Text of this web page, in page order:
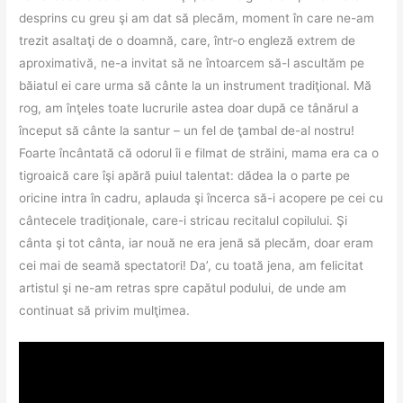
desprins cu greu şi am dat să plecăm, moment în care ne-am
trezit asaltaţi de o doamnă, care, într-o engleză extrem de
aproximativă, ne-a invitat să ne întoarcem să-l ascultăm pe
băiatul ei care urma să cânte la un instrument tradiţional. Mă
rog, am înţeles toate lucrurile astea doar după ce tânărul a
început să cânte la santur – un fel de ţambal de-al nostru!
Foarte încântată că odorul îi e filmat de străini, mama era ca o
tigroaică care îşi apără puiul talentat: dădea la o parte pe
oricine intra în cadru, aplauda şi încerca să-i acopere pe cei cu
cântecele tradiţionale, care-i stricau recitalul copilului. Şi
cânta şi tot cânta, iar nouă ne era jenă să plecăm, doar eram
cei mai de seamă spectatori! Da’, cu toată jena, am felicitat
artistul şi ne-am retras spre capătul podului, de unde am
continuat să privim mulţimea.